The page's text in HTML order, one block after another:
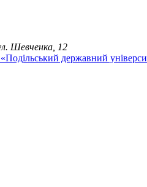
Шевченка, 12